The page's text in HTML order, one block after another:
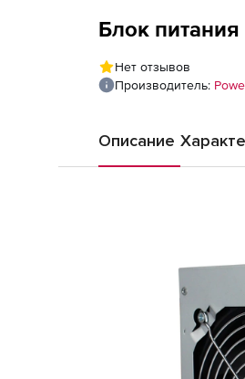
Блок
Нет отзывов
Производитель:
Описание